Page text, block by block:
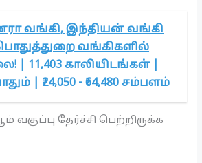
வங்கி, இந்தியன் வங்கி
வங்கிகளில்
| 11,403 காலியிடங்கள் |
| ₹24,050 - ₹64,480 சம்பளம்
வகுப்பு தேர்ச்சி பெற்றிருக்க